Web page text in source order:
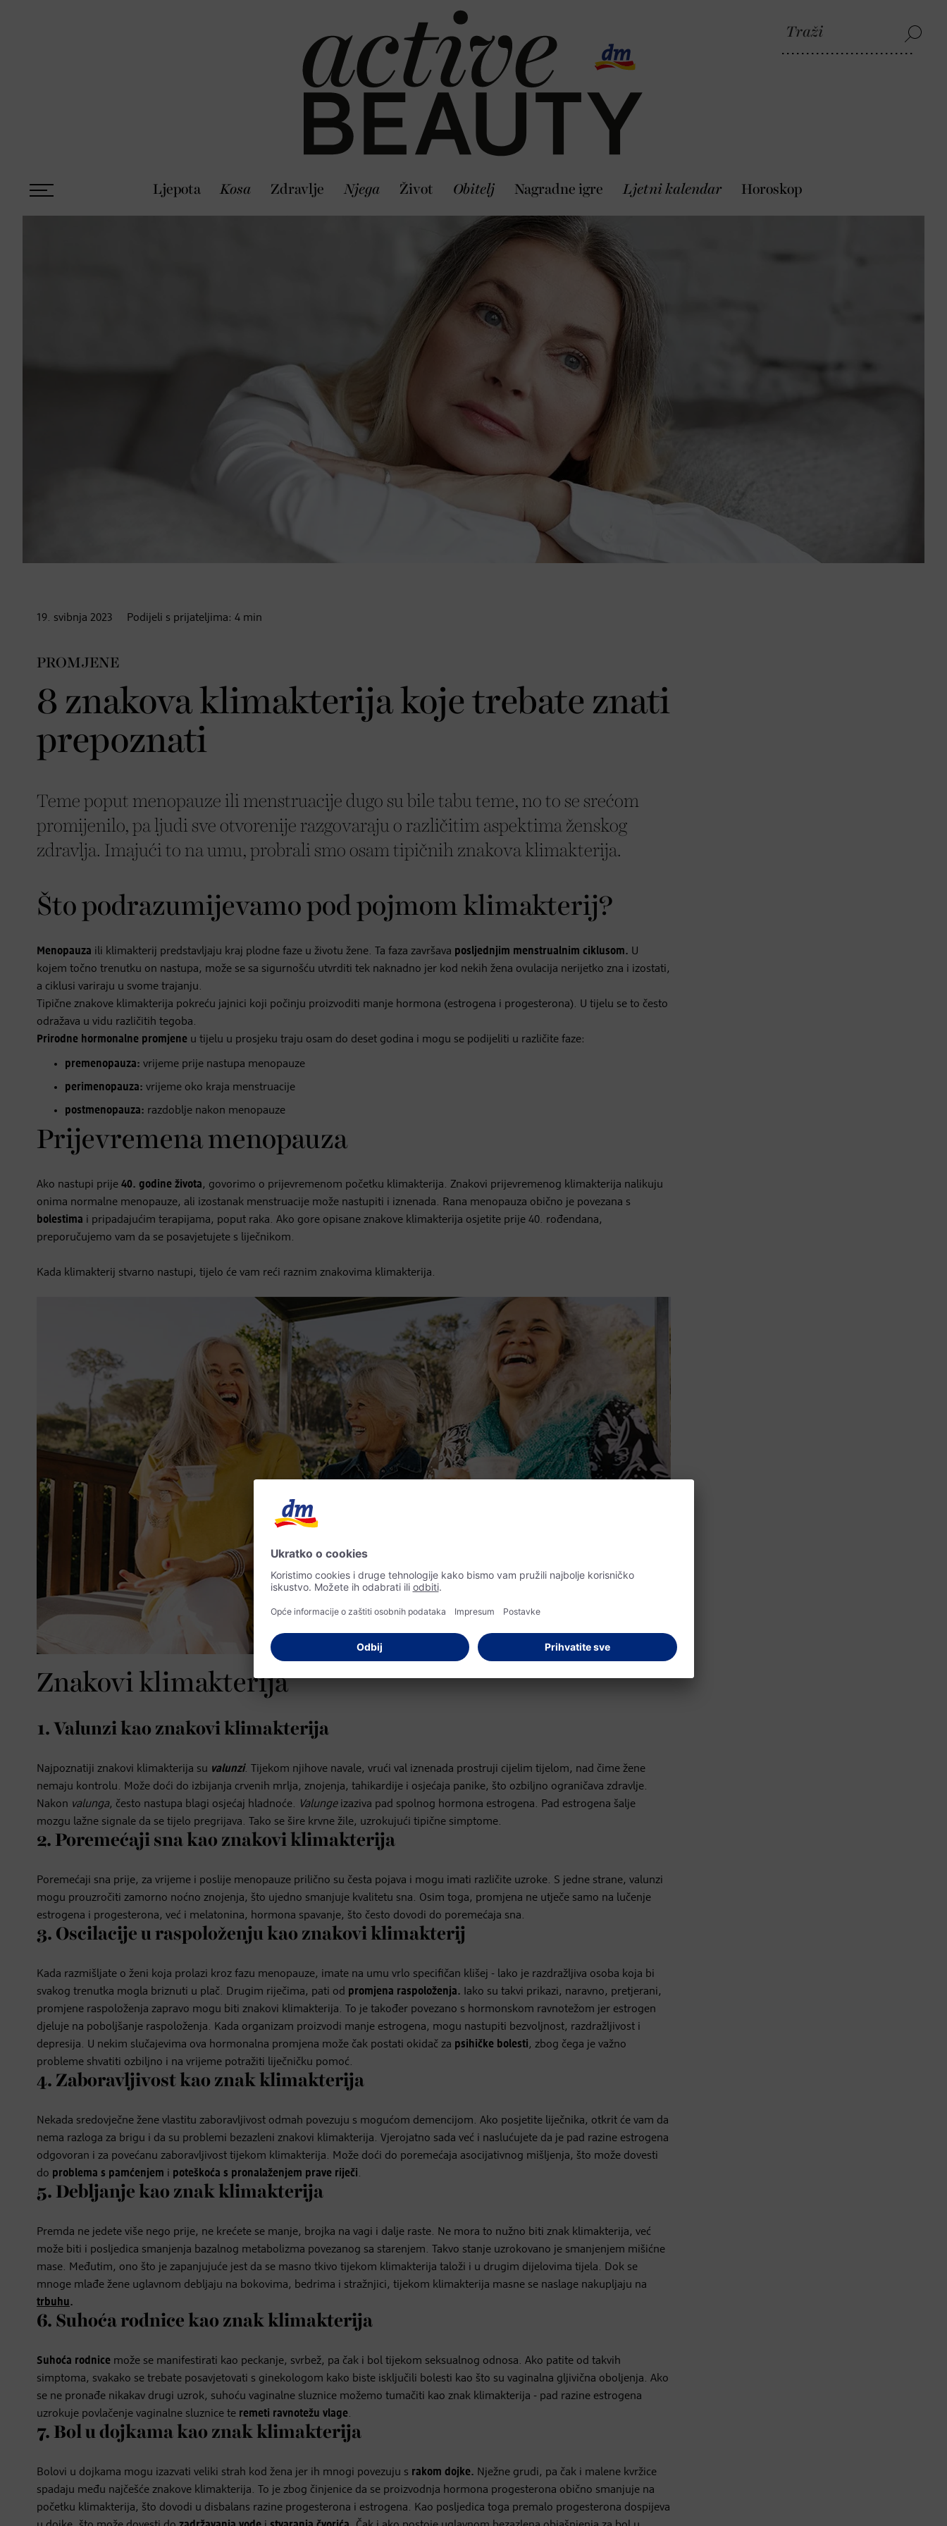
Ljepota Kosa Zdravlje Njega Život Obitelj Nagradne igre Ljetni kalendar Horoskop
19. svibnja 2023 Podijeli s prijateljima: 4 min
PROMJENE
8 znakova klimakterija koje trebate znati
prepoznati
Teme poput menopauze ili menstruacije dugo su bile tabu teme, no to se srećom
promijenilo, pa ljudi sve otvorenije razgovaraju o različitim aspektima ženskog
zdravlja. Imajući to na umu, probrali smo osam tipičnih znakova klimakterija.
Što podrazumijevamo pod pojmom klimakterij?
Menopauza ili klimakterij predstavljaju kraj plodne faze u životu žene. Ta faza završava posljednjim menstrualnim ciklusom. U
kojem točno trenutku on nastupa, može se sa sigurnošću utvrditi tek naknadno jer kod nekih žena ovulacija nerijetko zna i izostati,
a ciklusi variraju u svome trajanju.
Tipične znakove klimakterija pokreću jajnici koji počinju proizvoditi manje hormona (estrogena i progesterona). U tijelu se to često
odražava u vidu različitih tegoba.
Prirodne hormonalne promjene u tijelu u prosjeku traju osam do deset godina i mogu se podijeliti u različite faze:
premenopauza: vrijeme prije nastupa menopauze
perimenopauza: vrijeme oko kraja menstruacije
postmenopauza: razdoblje nakon menopauze
Prijevremena menopauza
Ako nastupi prije 40. godine života, govorimo o prijevremenom početku klimakterija. Znakovi prijevremenog klimakterija nalikuju
onima normalne menopauze, ali izostanak menstruacije može nastupiti i iznenada. Rana menopauza obično je povezana s
bolestima i pripadajućim terapijama, poput raka. Ako gore opisane znakove klimakterija osjetite prije 40. rođendana,
preporučujemo vam da se posavjetujete s liječnikom.
Kada klimakterij stvarno nastupi, tijelo će vam reći raznim znakovima klimakterija.
Znakovi klimakterija
1. Valunzi kao znakovi klimakterija
Najpoznatiji znakovi klimakterija su valunzi. Tijekom njihove navale, vrući val iznenada prostruji cijelim tijelom, nad čime žene
nemaju kontrolu. Može doći do izbijanja crvenih mrlja, znojenja, tahikardije i osjećaja panike, što ozbiljno ograničava zdravlje.
Nakon valunga, često nastupa blagi osjećaj hladnoće. Valungeizaziva pad spolnog hormona estrogena. Pad estrogena šalje
mozgu lažne signale da se tijelo pregrijava. Tako se šire krvne žile, uzrokujući tipične simptome.
2. Poremećaji sna kao znakovi klimakterija
Poremećaji sna prije, za vrijeme i poslije menopauze prilično su česta pojava i mogu imati različite uzroke. S jedne strane, valunzi
mogu prouzročiti zamorno noćno znojenja, što ujedno smanjuje kvalitetu sna. Osim toga, promjena ne utječe samo na lučenje
estrogena i progesterona, već i melatonina, hormona spavanje, što često dovodi do poremećaja sna.
3. Oscilacije u raspoloženju kao znakovi klimakterij
Kada razmišljate o ženi koja prolazi kroz fazu menopauze, imate na umu vrlo specifičan klišej - lako je razdražljiva osoba koja bi
svakog trenutka mogla briznuti u plač. Drugim riječima, pati od promjena raspoloženja. Iako su takvi prikazi, naravno, pretjerani,
promjene raspoloženja zapravo mogu biti znakovi klimakterija. To je također povezano s hormonskom ravnotežom jer estrogen
djeluje na poboljšanje raspoloženja. Kada organizam proizvodi manje estrogena, mogu nastupiti bezvoljnost, razdražljivost i
depresija. U nekim slučajevima ova hormonalna promjena može čak postati okidač za psihičke bolesti, zbog čega je važno
probleme shvatiti ozbiljno i na vrijeme potražiti liječničku pomoć.
4. Zaboravljivost kao znak klimakterija
Nekada sredovječne žene vlastitu zaboravljivost odmah povezuju s mogućom demencijom. Ako posjetite liječnika, otkrit će vam da
nema razloga za brigu i da su problemi bezazleni znakovi klimakterija. Vjerojatno sada već i naslućujete da je pad razine estrogena
odgovoran i za povećanu zaboravljivost tijekom klimakterija. Može doći do poremećaja asocijativnog mišljenja, što može dovesti
do problema s pamćenjem i poteškoća s pronalaženjem prave riječi.
5. Debljanje kao znak klimakterija
Premda ne jedete više nego prije, ne krećete se manje, brojka na vagi i dalje raste. Ne mora to nužno biti znak klimakterija, već
može biti i posljedica smanjenja bazalnog metabolizma povezanog sa starenjem. Takvo stanje uzrokovano je smanjenjem mišićne
mase. Međutim, ono što je zapanjujuće jest da se masno tkivo tijekom klimakterija taloži i u drugim dijelovima tijela. Dok se
mnoge mlađe žene uglavnom debljaju na bokovima, bedrima i stražnjici, tijekom klimakterija masne se naslage nakupljaju na
trbuhu.
6. Suhoća rodnice kao znak klimakterija
Suhoća rodnice može se manifestirati kao peckanje, svrbež, pa čak i bol tijekom seksualnog odnosa. Ako patite od takvih
simptoma, svakako se trebate posavjetovati s ginekologom kako biste isključili bolesti kao što su vaginalna gljivična oboljenja. Ako
se ne pronađe nikakav drugi uzrok, suhoću vaginalne sluznice možemo tumačiti kao znak klimakterija - pad razine estrogena
uzrokuje povlačenje vaginalne sluznice te remeti ravnotežu vlage.
7. Bol u dojkama kao znak klimakterija
Bolovi u dojkama mogu izazvati veliki strah kod žena jer ih mnogi povezuju s rakom dojke. Nježne grudi, pa čak i malene kvržice
spadaju među najčešće znakove klimakterija. To je zbog činjenice da se proizvodnja hormona progesterona obično smanjuje na
početku klimakterija, što dovodi u disbalans razine progesterona i estrogena. Kao posljedica toga premalo progesterona dospijeva